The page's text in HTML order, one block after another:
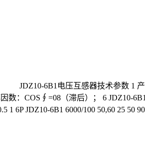
JDZ10-6B1电压互感器技术参数 1
数：COS∮=08（滞后）； 6 JDZ10-
1 6P JDZ10-6B1 6000/100 50,60 25 50